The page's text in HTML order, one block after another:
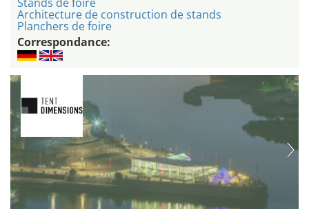
Architecture de construction de stands
Planchers de foire
Correspondance: